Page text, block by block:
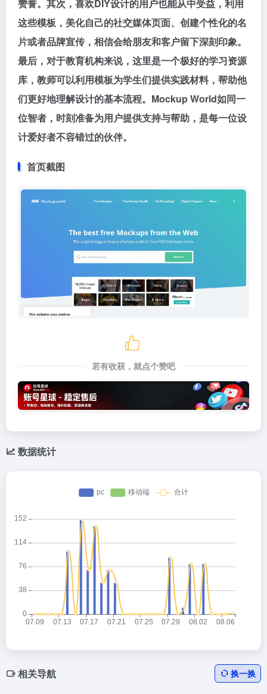
赞誉。其次，喜欢DIY设计的用户也能从中受益，利用
这些模板，美化自己的社交媒体页面、创建个性化的名
片或者品牌宣传，相信会给朋友和客户留下深刻印象。
最后，对于教育机构来说，这里是一个极好的学习资源
库，教师可以利用模板为学生们提供实践材料，帮助他
们更好地理解设计的基本流程。Mockup World如同一
位智者，时刻准备为用户提供支持与帮助，是每一位设
计爱好者不容错过的伙伴。
首页截图
若有收获，就点个赞吧
数据统计
相关导航 换一换